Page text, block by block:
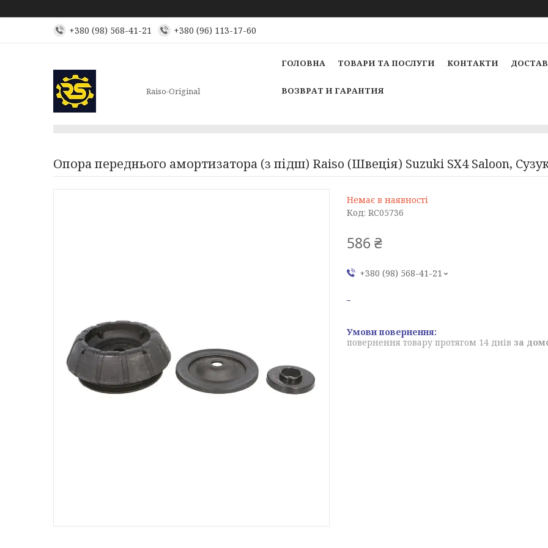
+380 (98) 568-41-21 +380 (96) 113-17-60
Raiso-Original
ГОЛОВНА ТОВАРИ ТА ПОСЛУГИ КОНТАКТИ
ВОЗВРАТ И ГАРАНТИЯ
Опора переднього амортизатора (з підш) Raiso (Швеція) Suzuki SX4 Saloon,
Немає в наявності
Код: RC05736
586 ₴
+380 (98) 568-41-21
повернення товару протягом 14 днів за